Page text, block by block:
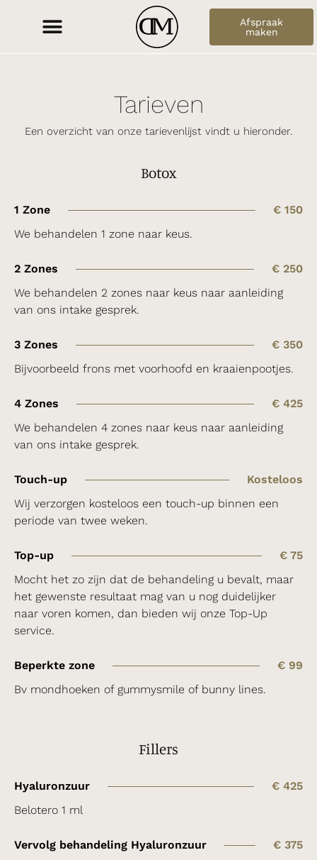
Afspraak
maken
Tarieven
Een overzicht van onze tarievenlijst vindt u hieronder.
Botox
1 Zone
€ 150
We behandelen 1 zone naar keus.
2 Zones
€ 250
We behandelen 2 zones naar keus naar aanleiding
van ons intake gesprek.
3 Zones
€ 350
Bijvoorbeeld frons met voorhoofd en kraaienpootjes.
4 Zones
€ 425
We behandelen 4 zones naar keus naar aanleiding
van ons intake gesprek.
Touch-up
Kosteloos
Wij verzorgen kosteloos een touch-up binnen een
periode van twee weken.
Top-up
€ 75
Mocht het zo zijn dat de behandeling u bevalt, maar
het gewenste resultaat mag van u nog duidelijker
naar voren komen, dan bieden wij onze Top-Up
service.
Beperkte zone
€ 99
Bv mondhoeken of gummysmile of bunny lines.
Fillers
Hyaluronzuur
€ 425
Belotero 1 ml
Vervolg behandeling Hyaluronzuur
€ 375